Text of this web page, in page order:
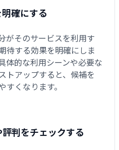
確にする
がそのサービスを利用す
待する効果を明確にしま
体的な利用シーンや必要な
トアップすると、候補を
すくなります。
判をチェックする